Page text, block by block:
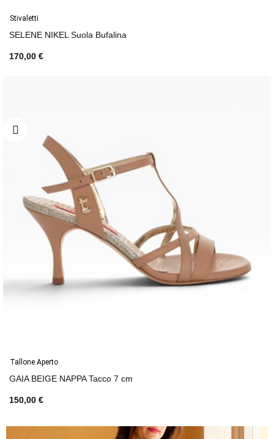
Stivaletti
SELENE NIKEL Suola Bufalina
170,00 €
Tallone Aperto
GAIA BEIGE NAPPA Tacco 7 cm
150,00 €